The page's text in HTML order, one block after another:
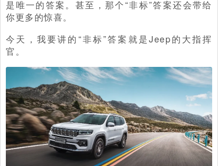
是唯一的答案。甚至，那个“非标”答案还会带给
你更多的惊喜。
今天，我要讲的“非标”答案就是Jeep的大指挥
官。